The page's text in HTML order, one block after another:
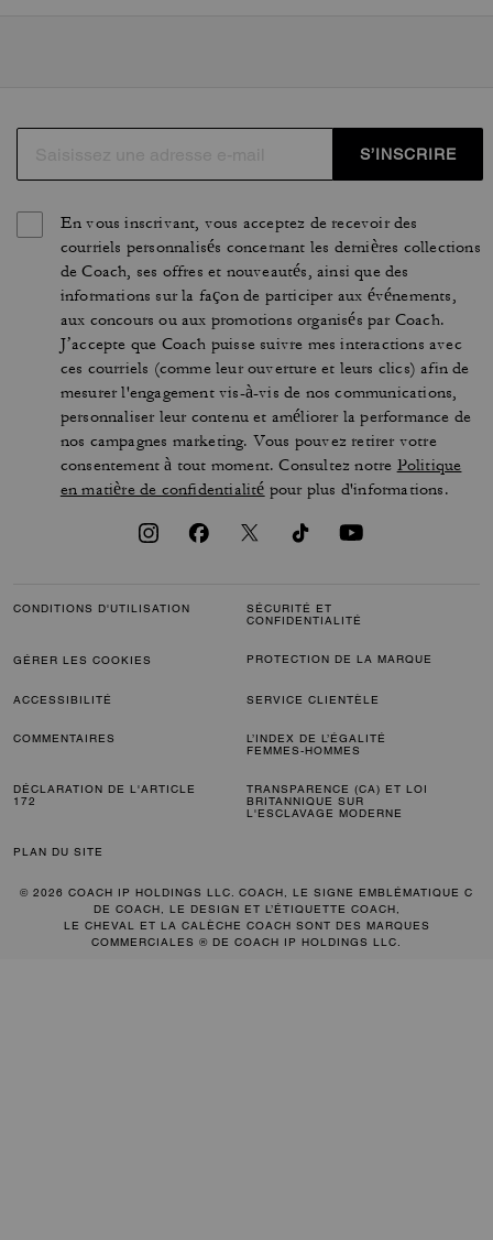
S’INSCRIRE
En vous inscrivant, vous acceptez de recevoir des
courriels personnalisés concernant les dernières collections
de Coach, ses offres et nouveautés, ainsi que des
informations sur la façon de participer aux événements,
aux concours ou aux promotions organisés par Coach.
J’accepte que Coach puisse suivre mes interactions avec
ces courriels (comme leur ouverture et leurs clics) afin de
mesurer l'engagement vis-à-vis de nos communications,
personnaliser leur contenu et améliorer la performance de
nos campagnes marketing. Vous pouvez retirer votre
consentement à tout moment. Consultez notre Politique
en matière de confidentialité pour plus d'informations.
CONDITIONS D'UTILISATION
SÉCURITÉ ET
CONFIDENTIALITÉ
GÉRER LES COOKIES PROTECTION DE LA MARQUE
ACCESSIBILITÉ SERVICE CLIENTÈLE
COMMENTAIRES
L’INDEX DE L’ÉGALITÉ
FEMMES-HOMMES
DÉCLARATION DE L'ARTICLE
172
TRANSPARENCE (CA) ET LOI
BRITANNIQUE SUR
L'ESCLAVAGE MODERNE
PLAN DU SITE
© 2026 COACH IP HOLDINGS LLC. COACH, LE SIGNE EMBLÉMATIQUE C
DE COACH, LE DESIGN ET L’ÉTIQUETTE COACH,
LE CHEVAL ET LA CALÈCHE COACH SONT DES MARQUES
COMMERCIALES ® DE COACH IP HOLDINGS LLC.